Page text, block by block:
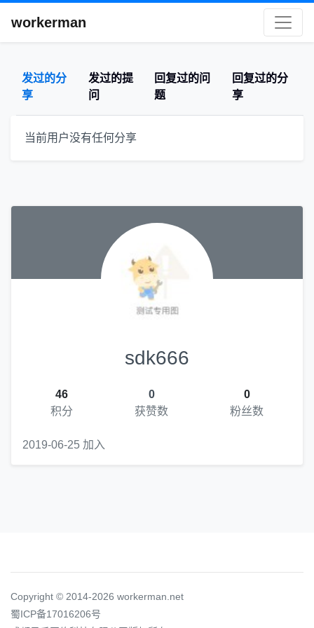
workerman
发过的分
享
发过的提
问
回复过的问
题
回复过的分
享
当前用户没有任何分享
sdk666
46
积分
0
获赞数
0
粉丝数
2019-06-25 加入
Copyright © 2014-2026 workerman.net
蜀ICP备17016206号